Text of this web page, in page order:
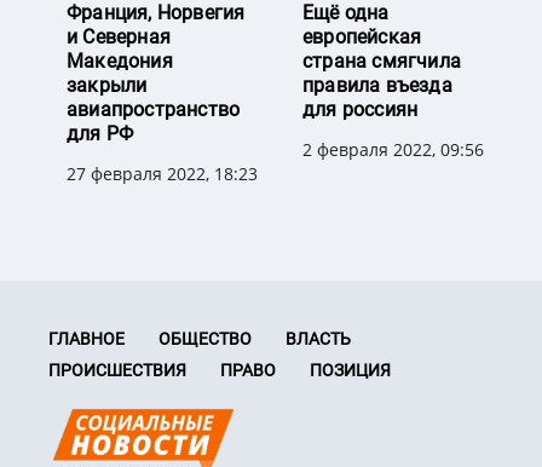
Франция, Норвегия
и Северная
Македония
закрыли
авиапространство
для РФ
27 февраля 2022, 18:23
Ещё одна
европейская
страна смягчила
правила въезда
для россиян
2 февраля 2022, 09:56
ГЛАВНОЕ ОБЩЕСТВО
ВЛАСТЬ
ПРОИСШЕСТВИЯ
ПРАВО ПОЗИЦИЯ